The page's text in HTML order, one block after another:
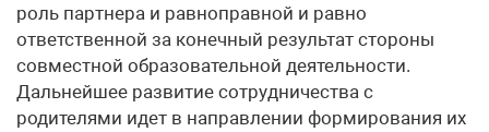
роль партнера и равноправной и равно
ответственной за конечный результат стороны
совместной образовательной деятельности.
Дальнейшее развитие сотрудничества с
родителями идет в направлении формирования их